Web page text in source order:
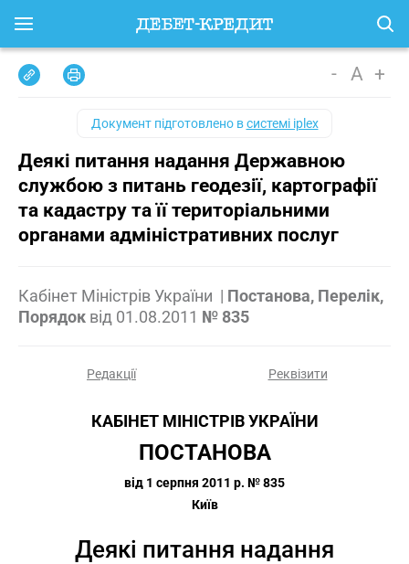
- A +
Документ підготовлено всистемі iplex
Деякі питання надання Державною
службою з питань геодезії, картографії
та кадастру та її територіальними
органами адміністративних послуг
Кабінет Міністрів України | Постанова, Перелік,
Порядок від 01.08.2011 № 835
Редакції Реквізити
КАБІНЕТ МІНІСТРІВ УКРАЇНИ
ПОСТАНОВА
від 1 серпня 2011 р. № 835
Київ
Деякі питання надання